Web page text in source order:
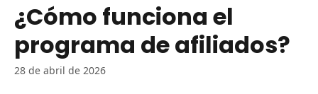
¿Cómo funciona el
programa de afiliados?
28 de abril de 2026